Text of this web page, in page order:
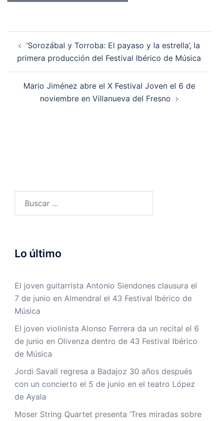
de
entradas
‘Sorozábal y Torroba: El payaso y la estrella’, la
primera producción del Festival Ibérico de Música
Mario Jiménez abre el X Festival Joven el 6 de
noviembre en Villanueva del Fresno
Lo último
El joven guitarrista Antonio Siendones clausura el
7 de junio en Almendral el 43 Festival Ibérico de
Música
El joven violinista Alonso Ferrera da un recital el 6
de junio en Olivenza dentro de 43 Festival Ibérico
de Música
Jordi Savall regresa a Badajoz 30 años después
con un concierto el 5 de junio en el teatro López
de Ayala
Moser String Quartet presenta ‘Tres miradas sobre